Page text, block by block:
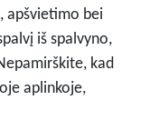
apšvietimo bei
iš spalvyno,
kad
aplinkoje,